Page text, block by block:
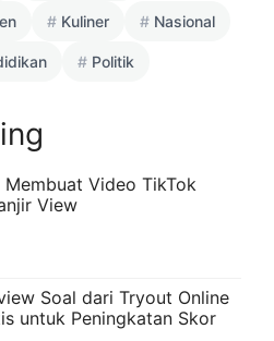
Kuliner Nasional
Politik
Membuat Video TikTok
View
Soal dari Tryout Online
untuk Peningkatan Skor